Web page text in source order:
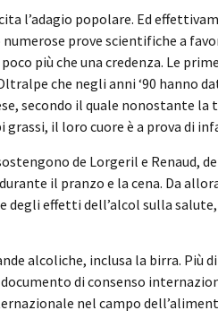
l’adagio popolare. Ed
prove scientifiche a
più che una credenza. Le
che negli anni ‘90 hanno
secondo il quale nonostante la
il loro cuore è a prova di
de Lorgeril e Renaud,
il pranzo e la cena. Da
degli effetti dell’alcol sulla
alcoliche, inclusa la birra. Più
di consenso
nel campo